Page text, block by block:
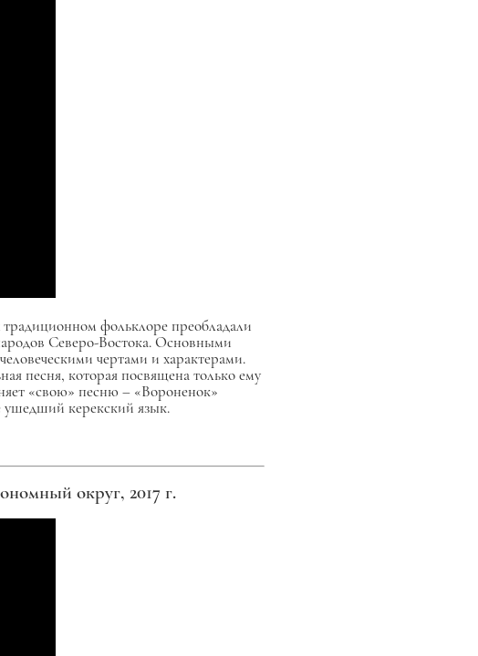
фольклоре преобладали
Северо-Востока. Основными
чертами и характерами.
песня, которая посвящена только ему
«свою» песню – «Вороненок»
ушедший керекский язык.
округ, 2017 г.